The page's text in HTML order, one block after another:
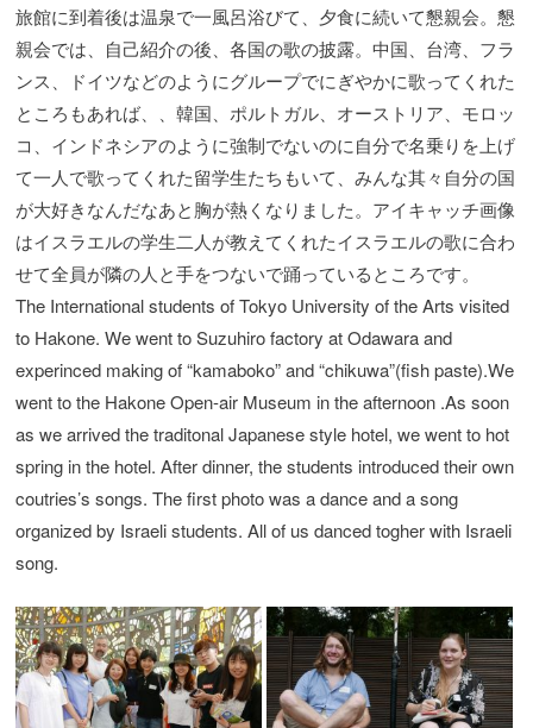
旅館に到着後は温泉で一風呂浴びて、夕食に続いて懇親会。懇
親会では、自己紹介の後、各国の歌の披露。中国、台湾、フラ
ンス、ドイツなどのようにグループでにぎやかに歌ってくれた
ところもあれば、、韓国、ポルトガル、オーストリア、モロッ
コ、インドネシアのように強制でないのに自分で名乗りを上げ
て一人で歌ってくれた留学生たちもいて、みんな其々自分の国
が大好きなんだなあと胸が熱くなりました。アイキャッチ画像
はイスラエルの学生二人が教えてくれたイスラエルの歌に合わ
せて全員が隣の人と手をつないで踊っているところです。
The International students of Tokyo University of the Arts visited
to Hakone. We went to Suzuhiro factory at Odawara and
experinced making of “kamaboko” and “chikuwa”(fish paste).We
went to the Hakone Open-air Museum in the afternoon .As soon
as we arrived the traditonal Japanese style hotel, we went to hot
spring in the hotel. After dinner, the students introduced their own
coutries’s songs. The first photo was a dance and a song
organized by Israeli students. All of us danced togher with Israeli
song.